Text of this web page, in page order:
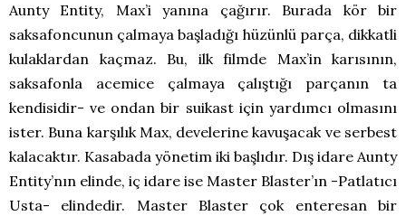
Aunty Entity, Max’i yanına çağırır. Burada kör bir
saksafoncunun çalmaya başladığı hüzünlü parça, dikkatli
kulaklardan kaçmaz. Bu, ilk filmde Max’in karısının,
saksafonla acemice çalmaya çalıştığı parçanın ta
kendisidir- ve ondan bir suikast için yardımcı olmasını
ister. Buna karşılık Max, develerine kavuşacak ve serbest
kalacaktır. Kasabada yönetim iki başlıdır. Dış idare Aunty
Entity’nın elinde, iç idare ise Master Blaster’ın -Patlatıcı
Usta- elindedir. Master Blaster çok enteresan bir